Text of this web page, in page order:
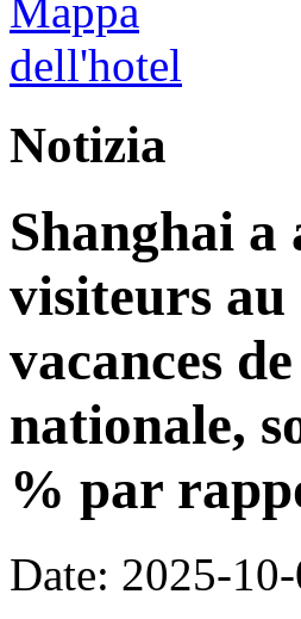
Notizia
Shanghai a
visiteurs au
vacances
nationale,
% par
Date: 2025-